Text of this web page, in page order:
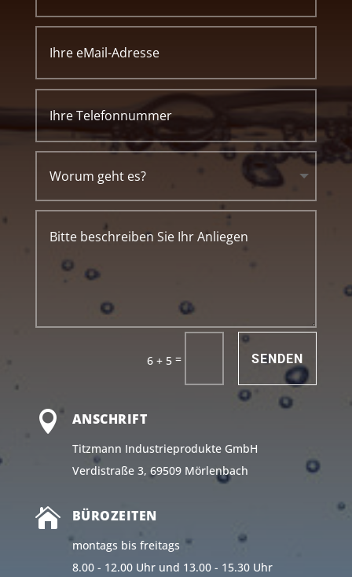
6 + 5 = SENDEN
 ANSCHRIFT
Titzmann Industrieprodukte GmbH
Verdistraße 3, 69509 Mörlenbach
 BÜROZEITEN
montags bis freitags
8.00 - 12.00 Uhr und 13.00 - 15.30 Uhr